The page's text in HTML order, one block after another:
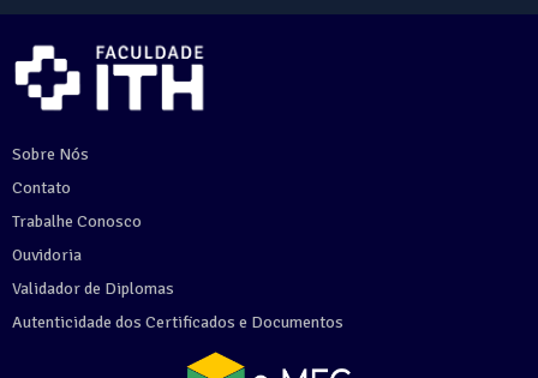
Sobre Nós
Contato
Trabalhe Conosco
Ouvidoria
Validador de Diplomas
Autenticidade dos Certificados e Documentos